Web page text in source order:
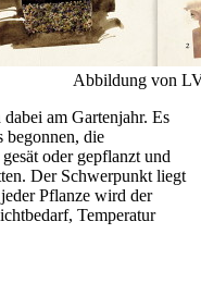
Abbildung von
am Gartenjahr. Es
begonnen, die
oder gepflanzt und
Der Schwerpunkt liegt
Pflanze wird der
Temperatur